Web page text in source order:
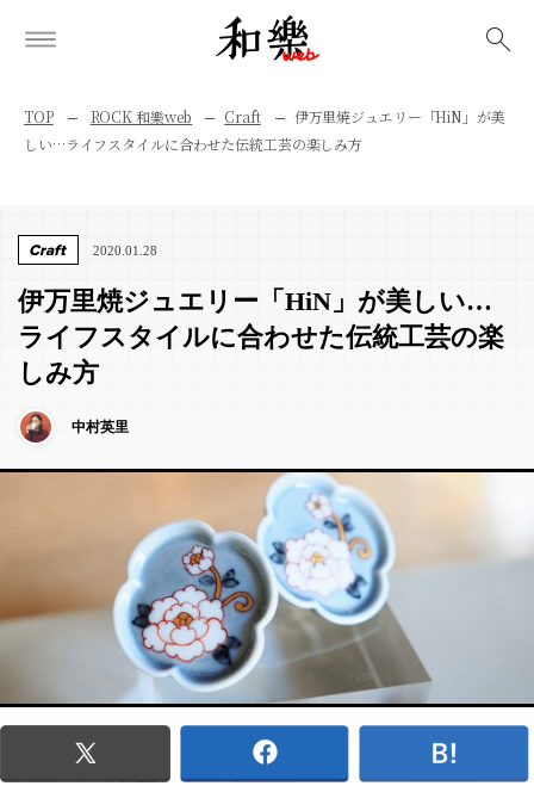
TOP ROCK 和樂web Craft
伊万里焼ジュエリー「HiN」が美
しい…ライフスタイルに合わせた伝統工芸の楽しみ方
Craft 2020.01.28
伊万里焼ジュエリー「HiN」が美しい…
ライフスタイルに合わせた伝統工芸の楽
しみ方
中村英里